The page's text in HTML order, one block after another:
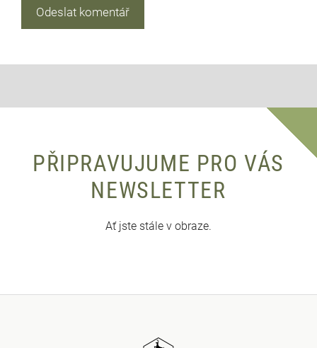
PŘIPRAVUJUME PRO VÁS
NEWSLETTER
Ať jste stále v obraze.